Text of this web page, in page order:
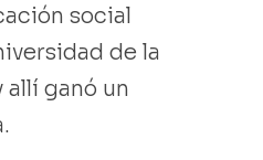
social
de la
allí ganó un